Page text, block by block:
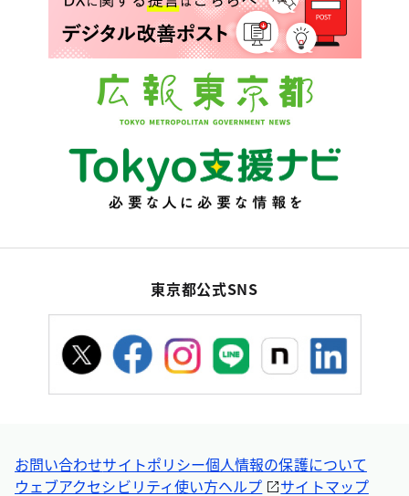
東京都公式SNS
お問い合わせサイトポリシー個人情報の保護について
ウェブアクセシビリティ使い方ヘルプ サイトマップ